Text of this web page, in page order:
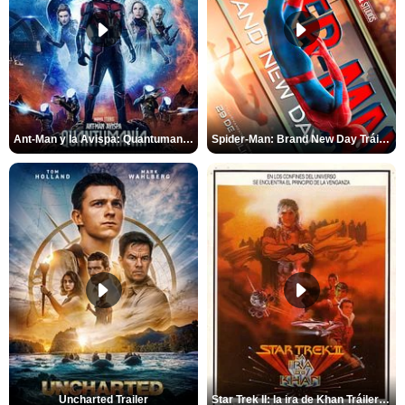
Ant-Man y la Avispa: Quantumanía Tráiler (2) Spider-Man: Brand New Day Tráiler (3)
Uncharted Trailer Star Trek II: la ira de Khan Tráiler VO